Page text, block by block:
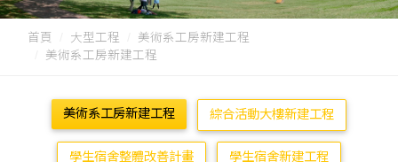
首頁 大型工程
美術系工房新建工程
美術系工房新建工程
美術系工房新建工程 綜合活動大樓新建工程
學生宿舍整體改善計畫 學生宿舍新建工程